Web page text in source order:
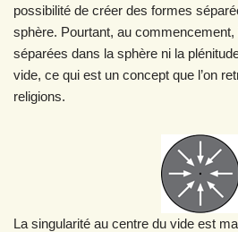
possibilité de créer des formes
sphère. Pourtant, au commencement,
séparées dans la sphère ni la
vide, ce qui est un concept que l’on
religions.
La singularité au centre du vide est